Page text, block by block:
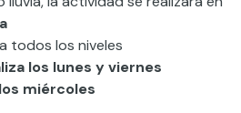
todos los niveles
los lunes y viernes
miércoles